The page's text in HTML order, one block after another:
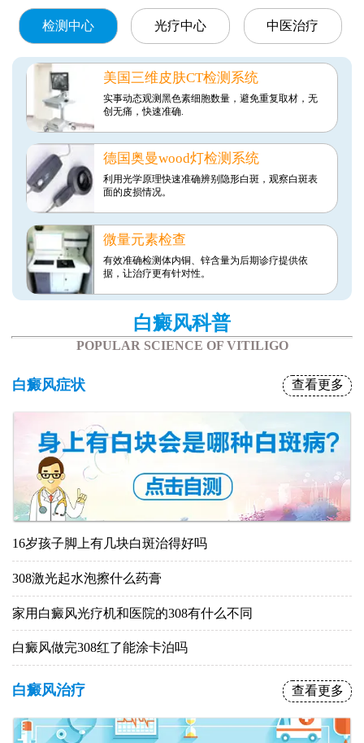
检测中心 光疗中心 中医治疗
美国三维皮肤CT检测系统
实事动态观测黑色素细胞数量，避免重复取材，无
创无痛，快速准确.
德国奥曼wood灯检测系统
利用光学原理快速准确辨别隐形白斑，观察白斑表
面的皮损情况。
微量元素检查
有效准确检测体内铜、锌含量为后期诊疗提供依
据，让治疗更有针对性。
白癜风科普
POPULAR SCIENCE OF VITILIGO
白癜风症状 查看更多
16岁孩子脚上有几块白斑治得好吗
308激光起水泡擦什么药膏
家用白癜风光疗机和医院的308有什么不同
白癜风做完308红了能涂卡泊吗
白癜风治疗 查看更多